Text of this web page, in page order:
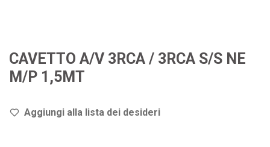
CAVETTO A/V 3RCA / 3RCA S/S NE
M/P 1,5MT
Aggiungi alla lista dei desideri